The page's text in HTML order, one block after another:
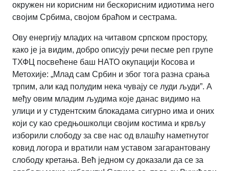
окружен ни корисним ни бескорисним идиотима него
својим Србима, својом браћом и сестрама.
Ову енергију младих на читавом српском простору,
како је ја видим, добро описују речи песме реп групе
ТХФЦ посвећене баш НАТО окупацији Косова и
Метохије: „Млад сам Србин и због тога разна срања
трпим, али кад полудим нека чувају се луди људи”. А
међу овим младим људима које данас видимо на
улици и у студентским блокадама сигурно има и оних
који су као средњошколци својим костима и крвљу
изборили слободу за све нас од влашћу наметнутог
ковид логора и вратили нам уставом загарантовану
слободу кретања. Већ једном су доказали да се за